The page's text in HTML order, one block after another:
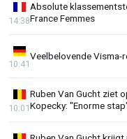
Absolute
France Femmes
14:38
Veelbelovende Visma-
10:41
Ruben Van Gucht ziet
Kopecky: "Enorme
10:01